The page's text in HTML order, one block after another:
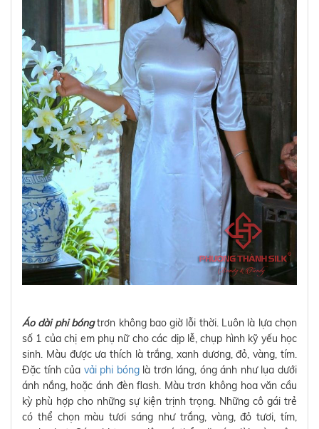
Áo dài phi bóngtrơn không bao giờ lỗi thời. Luôn là lựa chọn
số 1 của chị em phụ nữ cho các dịp lễ, chụp hình kỹ yếu học
sinh. Màu được ưa thích là trắng, xanh dương, đỏ, vàng, tím.
Đặc tính của vải phi bónglà trơn láng, óng ánh như lụa dưới
ánh nắng, hoặc ánh đèn flash. Màu trơn không hoa văn cầu
kỳ phù hợp cho những sự kiện trịnh trọng. Những cô gái trẻ
có thể chọn màu tươi sáng như trắng, vàng, đỏ tươi, tím,